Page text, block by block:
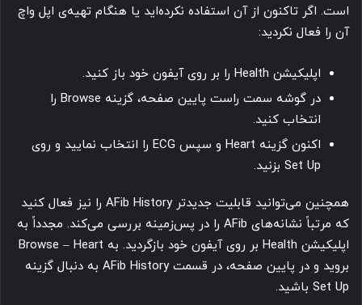
است. اگر تاکنون از آن استفاده نکرده‌اید یا هنگام تهیه‌ی اپل واچ
آن را فعال نکردید:
اپلیکیشن Health را بر روی آیفون خود باز کنید.
در گوشه سمت راست پایین صفحه، گزینه Browse را
انتخاب کنید.
اکنون گزینه Heart و سپس ECG را انتخاب نمایید و روی
Set Up بزنید.
همچنین می‌توانید قابلیت جدیدتر AFib History را نیز فعال کنید
که مرتباً نشانه‌های AFib را در پس‌زمینه بررسی می‌کند. مجدداً به
اپلیکیشن Health بر روی آیفون خود بازگردید. به Browse – Heart
بروید و در پایین صفحه، در قسمت AFib History به دنبال گزینه
Set Up باشید.